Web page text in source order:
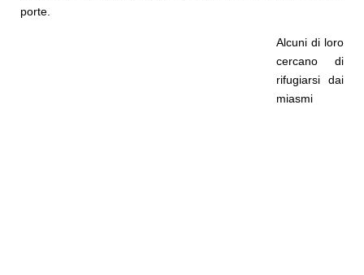
porte.
Alcuni di loro
cercano di
rifugiarsi dai
miasmi